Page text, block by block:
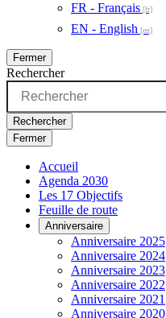
FR - Français
EN - English
Fermer
Rechercher
Rechercher
Fermer
Accueil
Agenda 2030
Les 17 Objectifs
Feuille de route
Anniversaire
Anniversaire 2025
Anniversaire 2024
Anniversaire 2023
Anniversaire 2022
Anniversaire 2021
Anniversaire 2020